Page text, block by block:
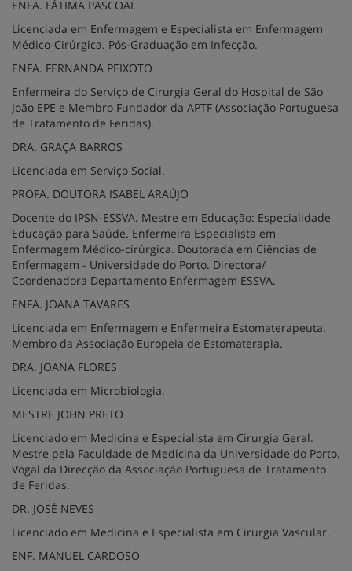
ENFA. FÁTIMA PASCOAL
Licenciada em Enfermagem e Especialista em Enfermagem
Médico-Cirúrgica. Pós-Graduação em Infecção.
ENFA. FERNANDA PEIXOTO
Enfermeira do Serviço de Cirurgia Geral do Hospital de São
João EPE e Membro Fundador da APTF (Associação Portuguesa
de Tratamento de Feridas).
DRA. GRAÇA BARROS
Licenciada em Serviço Social.
PROFA. DOUTORA ISABEL ARAÚJO
Docente do IPSN-ESSVA. Mestre em Educação: Especialidade
Educação para Saúde. Enfermeira Especialista em
Enfermagem Médico-cirúrgica. Doutorada em Ciências de
Enfermagem - Universidade do Porto. Directora/
Coordenadora Departamento Enfermagem ESSVA.
ENFA. JOANA TAVARES
Licenciada em Enfermagem e Enfermeira Estomaterapeuta.
Membro da Associação Europeia de Estomaterapia.
DRA. JOANA FLORES
Licenciada em Microbiologia.
MESTRE JOHN PRETO
Licenciado em Medicina e Especialista em Cirurgia Geral.
Mestre pela Faculdade de Medicina da Universidade do Porto.
Vogal da Direcção da Associação Portuguesa de Tratamento
de Feridas.
DR. JOSÉ NEVES
Licenciado em Medicina e Especialista em Cirurgia Vascular.
ENF. MANUEL CARDOSO